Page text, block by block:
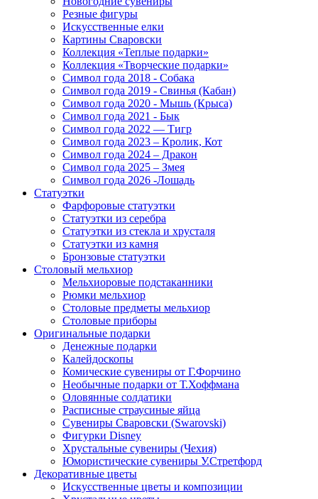
Резные фигуры
Искусственные елки
Картины Сваровски
Коллекция «Теплые подарки»
Коллекция «Творческие подарки»
Символ года 2018 - Собака
Символ года 2019 - Свинья (Кабан)
Символ года 2020 - Мышь (Крыса)
Символ года 2021 - Бык
Символ года 2022 — Тигр
Символ года 2023 – Кролик, Кот
Символ года 2024 – Дракон
Символ года 2025 – Змея
Символ года 2026 -Лошадь
Статуэтки
Фарфоровые статуэтки
Статуэтки из серебра
Статуэтки из стекла и хрусталя
Статуэтки из камня
Бронзовые статуэтки
Столовый мельхиор
Мельхиоровые подстаканники
Рюмки мельхиор
Столовые предметы мельхиор
Столовые приборы
Оригинальные подарки
Денежные подарки
Калейдоскопы
Комические сувениры от Г.Форчино
Необычные подарки от Т.Хоффмана
Оловянные солдатики
Расписные страусиные яйца
Сувениры Сваровски (Swarovski)
Фигурки Disney
Хрустальные сувениры (Чехия)
Юмористические сувениры У.Стретфорд
Декоративные цветы
Искусственные цветы и композиции